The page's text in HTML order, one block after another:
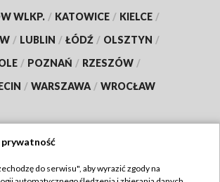
WLKP. / KATOWICE / KIELCE /
/ LUBLIN / ŁÓDŹ / OLSZTYN /
/ POZNAŃ / RZESZÓW /
/ WARSZAWA / WROCŁAW
prywatność
do serwisu", aby wyrazić zgody na